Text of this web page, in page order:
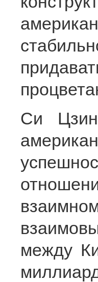
Си
между